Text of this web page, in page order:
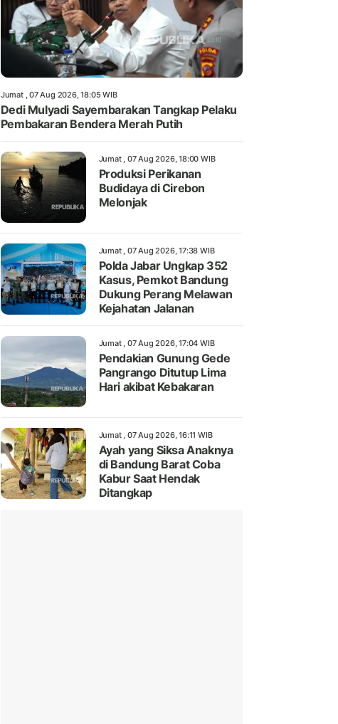
Jumat , 07 Aug 2026, 18:05 WIB
Dedi Mulyadi Sayembarakan Tangkap Pelaku
Pembakaran Bendera Merah Putih
Jumat , 07 Aug 2026, 18:00 WIB
Produksi Perikanan
Budidaya di Cirebon
Melonjak
Jumat , 07 Aug 2026, 17:38 WIB
Polda Jabar Ungkap 352
Kasus, Pemkot Bandung
Dukung Perang Melawan
Kejahatan Jalanan
Jumat , 07 Aug 2026, 17:04 WIB
Pendakian Gunung Gede
Pangrango Ditutup Lima
Hari akibat Kebakaran
Jumat , 07 Aug 2026, 16:11 WIB
Ayah yang Siksa Anaknya
di Bandung Barat Coba
Kabur Saat Hendak
Ditangkap